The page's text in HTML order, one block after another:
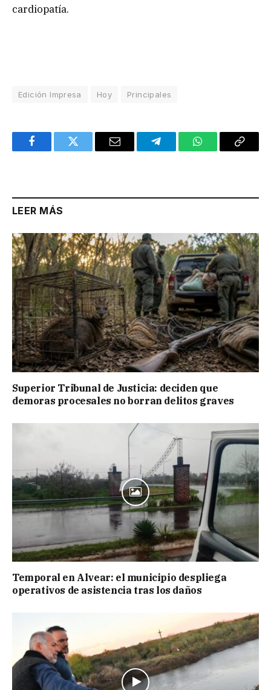
cardiopatía.
Edición Impresa Hoy Principales
FacebookTwitter Email TelegramWhatsAppCopy
LEER MÁS
Superior Tribunal de Justicia: deciden que
demoras procesales no borran delitos graves
Temporal en Alvear: el municipio despliega
operativos de asistencia tras los daños